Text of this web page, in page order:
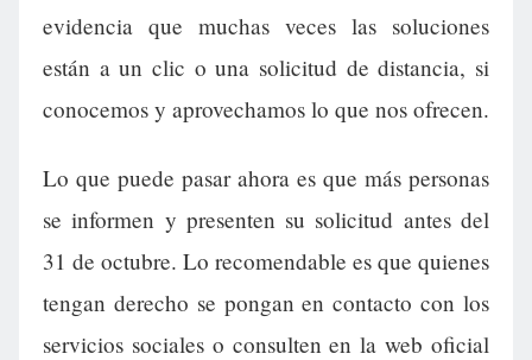
evidencia que muchas veces las soluciones
están a un clic o una solicitud de distancia, si
conocemos y aprovechamos lo que nos ofrecen.
Lo que puede pasar ahora es que más personas
se informen y presenten su solicitud antes del
31 de octubre. Lo recomendable es que quienes
tengan derecho se pongan en contacto con los
servicios sociales o consulten en la web oficial